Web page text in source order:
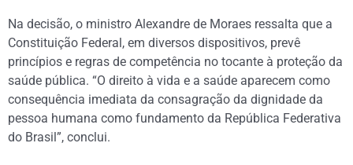
Na decisão, o ministro Alexandre de Moraes ressalta que a
Constituição Federal, em diversos dispositivos, prevê
princípios e regras de competência no tocante à proteção da
saúde pública. “O direito à vida e a saúde aparecem como
consequência imediata da consagração da dignidade da
pessoa humana como fundamento da República Federativa
do Brasil”, conclui.